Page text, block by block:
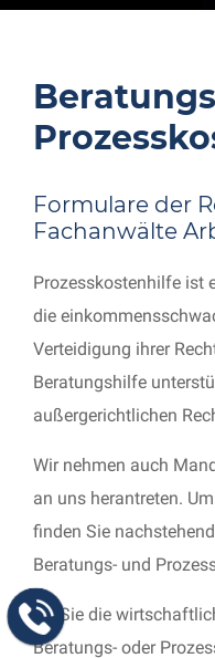
Formulare der
Fachanwälte
Prozesskostenhilfe ist
die
Verteidigung ihrer
Beratungshilfe
außergerichtlichen
Wir nehmen auch
an uns herantreten.
finden Sie
Beratungs- und
Ob Sie die
Beratungs- oder